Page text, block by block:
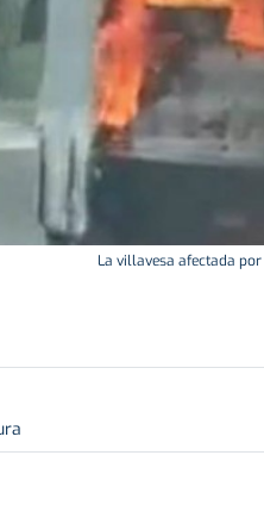
La villavesa afectada